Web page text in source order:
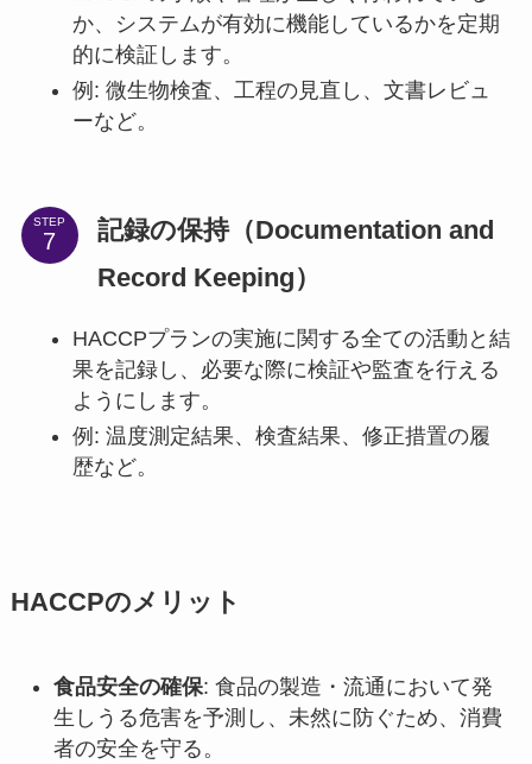
か、システムが有効に機能しているかを定期
的に検証します。
例: 微生物検査、工程の見直し、文書レビュ
ーなど。
STEP
記録の保持（Documentation and
Record Keeping）
HACCPプランの実施に関する全ての活動と結
果を記録し、必要な際に検証や監査を行える
ようにします。
例: 温度測定結果、検査結果、修正措置の履
歴など。
HACCPのメリット
食品安全の確保: 食品の製造・流通において発
生しうる危害を予測し、未然に防ぐため、消費
者の安全を守る。